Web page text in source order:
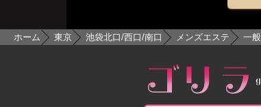
一般
メンズエステ
池袋北口/西口/南口
東京
ホーム